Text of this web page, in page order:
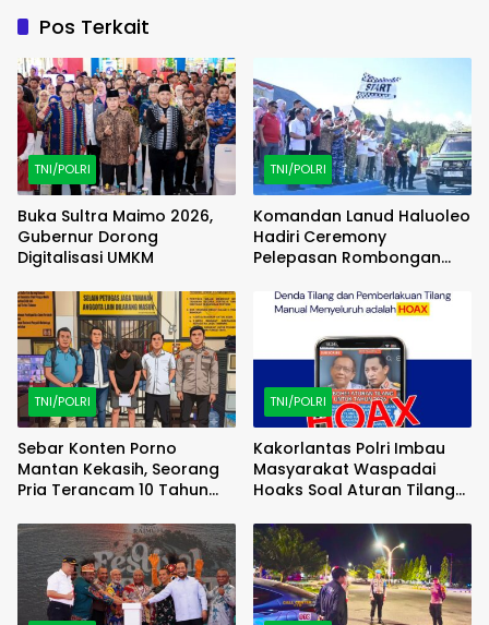
Pos Terkait
TNI/POLRI
Buka Sultra Maimo 2026,
Gubernur Dorong
Digitalisasi UMKM
TNI/POLRI
Komandan Lanud Haluoleo
Hadiri Ceremony
Pelepasan Rombongan
(FAMTRIP) Overland
TNI/POLRI
Sebar Konten Porno
Mantan Kekasih, Seorang
Pria Terancam 10 Tahun
TNI/POLRI
Kakorlantas Polri Imbau
Masyarakat Waspadai
Hoaks Soal Aturan Tilang